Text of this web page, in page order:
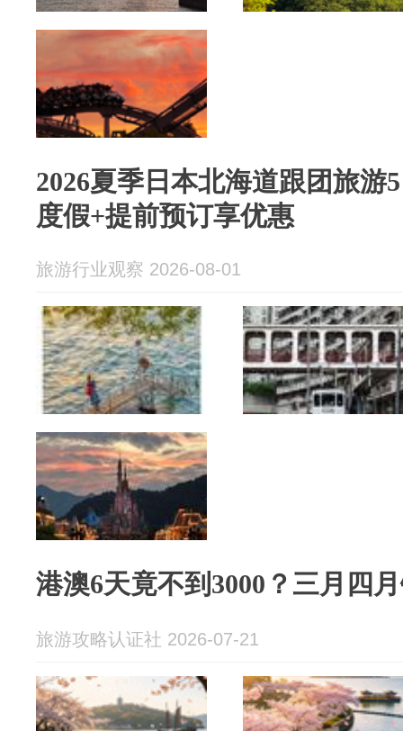
2026夏季日本北海道跟团旅游
度假+提前预订享优惠
旅游行业观察 2026-08-01
港澳6天竟不到3000？三月四
旅游攻略认证社 2026-07-21